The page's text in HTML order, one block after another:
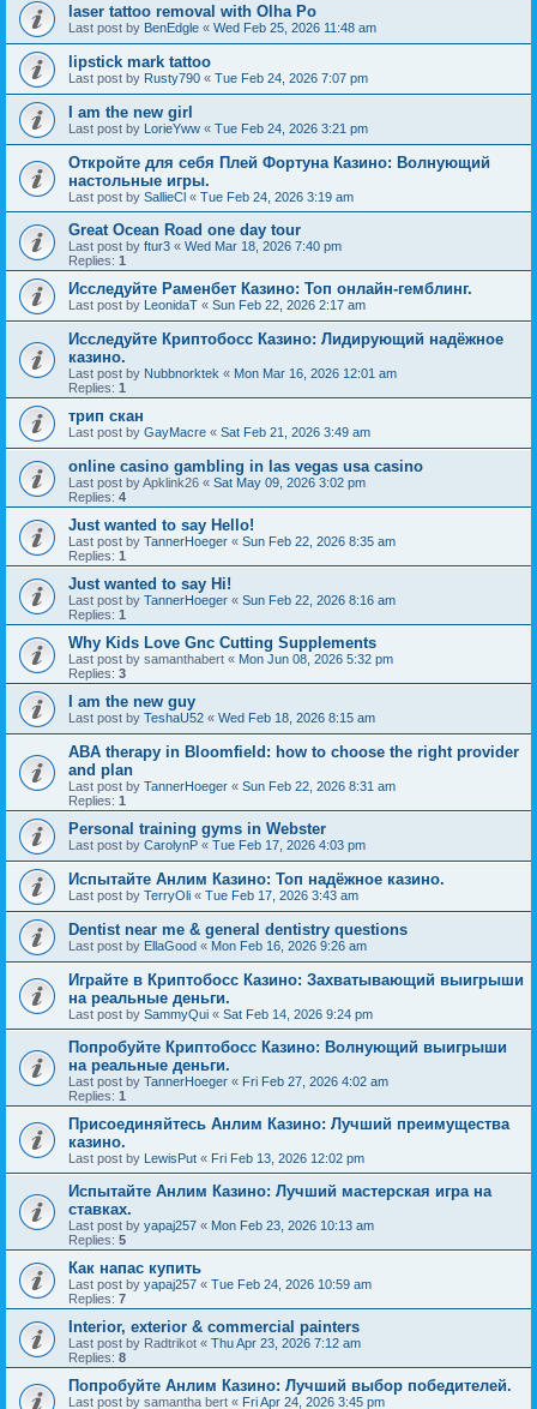
laser tattoo removal with Olha Po
Last post by BenEdgle « Wed Feb 25, 2026 11:48 am
lipstick mark tattoo
Last post by Rusty790 « Tue Feb 24, 2026 7:07 pm
I am the new girl
Last post by LorieYww « Tue Feb 24, 2026 3:21 pm
Откройте для себя Плей Фортуна Казино: Волнующий
настольные игры.
Last post by SallieCl « Tue Feb 24, 2026 3:19 am
Great Ocean Road one day tour
Last post by ftur3 « Wed Mar 18, 2026 7:40 pm
Replies: 1
Исследуйте Раменбет Казино: Топ онлайн-гемблинг.
Last post by LeonidaT « Sun Feb 22, 2026 2:17 am
Исследуйте Криптобосс Казино: Лидирующий надёжное
казино.
Last post by Nubbnorktek « Mon Mar 16, 2026 12:01 am
Replies: 1
трип скан
Last post by GayMacre « Sat Feb 21, 2026 3:49 am
online casino gambling in las vegas usa casino
Last post byApklink26 « Sat May 09, 2026 3:02 pm
Replies: 4
Just wanted to say Hello!
Last post by TannerHoeger « Sun Feb 22, 2026 8:35 am
Replies: 1
Just wanted to say Hi!
Last post by TannerHoeger « Sun Feb 22, 2026 8:16 am
Replies: 1
Why Kids Love Gnc Cutting Supplements
Last post by samanthabert « Mon Jun 08, 2026 5:32 pm
Replies: 3
I am the new guy
Last post by TeshaU52 « Wed Feb 18, 2026 8:15 am
ABA therapy in Bloomfield: how to choose the right provider
and plan
Last post by TannerHoeger « Sun Feb 22, 2026 8:31 am
Replies: 1
Personal training gyms in Webster
Last post by CarolynP « Tue Feb 17, 2026 4:03 pm
Испытайте Анлим Казино: Топ надёжное казино.
Last post by TerryOli « Tue Feb 17, 2026 3:43 am
Dentist near me & general dentistry questions
Last post by EllaGood « Mon Feb 16, 2026 9:26 am
Играйте в Криптобосс Казино: Захватывающий выигрыши
на реальные деньги.
Last post by SammyQui « Sat Feb 14, 2026 9:24 pm
Попробуйте Криптобосс Казино: Волнующий выигрыши
на реальные деньги.
Last post by TannerHoeger « Fri Feb 27, 2026 4:02 am
Replies: 1
Присоединяйтесь Анлим Казино: Лучший преимущества
казино.
Last post by LewisPut « Fri Feb 13, 2026 12:02 pm
Испытайте Анлим Казино: Лучший мастерская игра на
ставках.
Last post by yapaj257 « Mon Feb 23, 2026 10:13 am
Replies: 5
Как напас купить
Last post by yapaj257 « Tue Feb 24, 2026 10:59 am
Replies: 7
Interior, exterior & commercial painters
Last post by Radtrikot « Thu Apr 23, 2026 7:12 am
Replies: 8
Попробуйте Анлим Казино: Лучший выбор победителей.
Last post by samantha bert « Fri Apr 24, 2026 3:45 pm